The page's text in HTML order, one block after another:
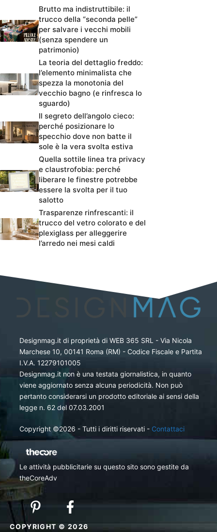
Brutto ma indistruttibile: il
trucco della “seconda pelle”
per salvare i vecchi mobili
(senza spendere un
patrimonio)
La teoria del dettaglio freddo:
l’elemento minimalista che
spezza la monotonia del
vecchio bagno (e rinfresca lo
sguardo)
Il segreto dell’angolo cieco:
perché posizionare lo
specchio dove non batte il
sole è la vera svolta estiva
Quella sottile linea tra privacy
e claustrofobia: perché
liberare le finestre potrebbe
essere la svolta per il tuo
salotto
Trasparenze rinfrescanti: il
trucco del vetro colorato e del
plexiglass per alleggerire
l’arredo nei mesi caldi
Designmag.it di proprietà di WEB 365 SRL - Via Nicola
Marchese 10, 00141 Roma (RM) - Codice Fiscale e Partita
I.V.A. 12279101005
Designmag.it non è una testata giornalistica, in quanto
viene aggiornato senza alcuna periodicità. Non può
pertanto considerarsi un prodotto editoriale ai sensi della
legge n. 62 del 07.03.2001
Copyright ©2026 - Tutti i diritti riservati - Contattaci
Le attività pubblicitarie su questo sito sono gestite da
theCoreAdv
COPYRIGHT © 2026